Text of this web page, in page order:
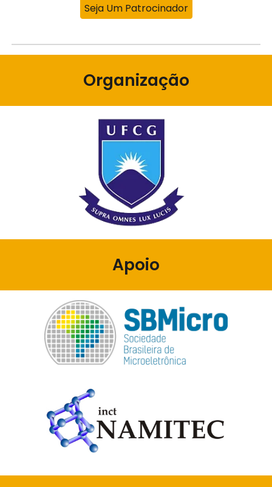
Seja Um Patrocinador
Organização
Apoio